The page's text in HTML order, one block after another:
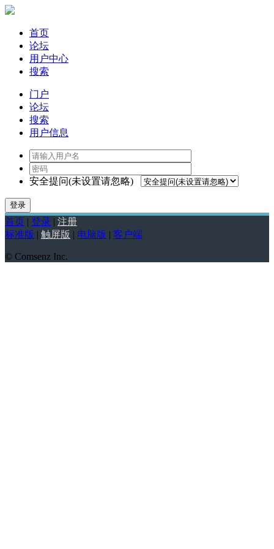
首页
论坛
用户中心
搜索
门户
论坛
搜索
用户信息
安全提问(未设置请忽略)
登录
首页 | 登录 | 注册
标准版 | 触屏版 | 电脑版 | 客户端
© Comsenz Inc.